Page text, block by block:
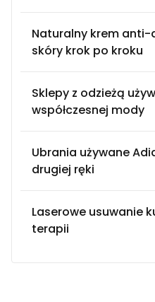
Naturalny krem anti-
skóry krok po kroku
Sklepy z odzieżą
współczesnej mody
Ubrania używane
drugiej ręki
Laserowe usuwanie
terapii